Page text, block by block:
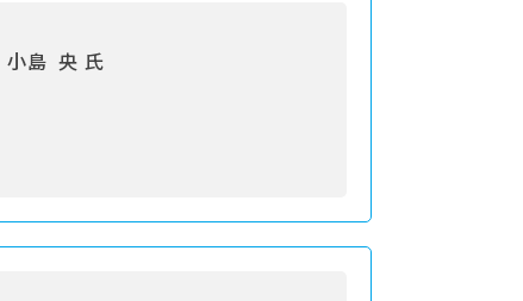
小島 央 氏